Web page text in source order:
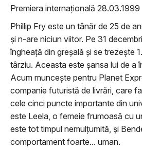
Premiera internațională 28.03.1999
Phillip Fry este un tânăr de 25 de
și n-are niciun viitor. Pe 31
îngheață din greșală și se trezește
târziu. Aceasta este șansa lui de a
Acum muncește pentru Planet
companie futuristă de livrări, care
cele cinci puncte importante din
este Leela, o femeie frumoasă cu
este tot timpul nemulțumită, și
comportament foarte... uman.